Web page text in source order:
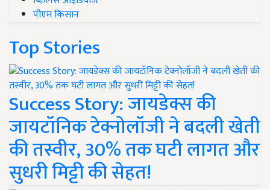
पीएम किसान
Top Stories
Success Story: जायडेक्स की
जायटॉनिक टेक्नोलॉजी ने बदली खेती
की तस्वीर, 30% तक घटी लागत और
सुधरी मिट्टी की सेहत!